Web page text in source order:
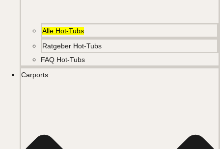
Alle Hot-Tubs
Ratgeber Hot-Tubs
FAQ Hot-Tubs
Carports